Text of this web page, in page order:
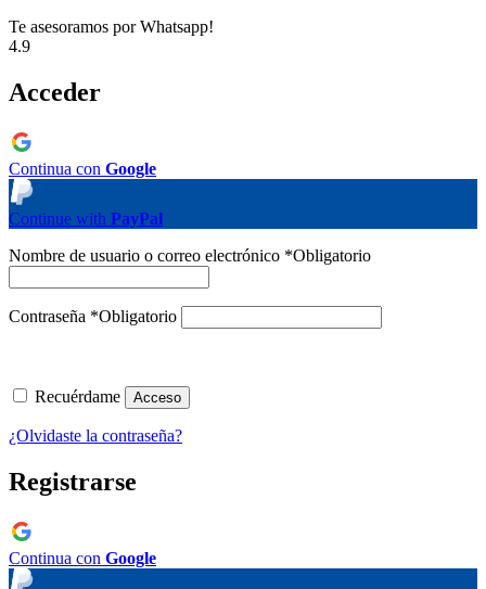
Te asesoramos por Whatsapp!
4.9
Acceder
Continua con Google
Continue with PayPal
Nombre de usuario o correo electrónico *Obligatorio
Contraseña *Obligatorio
Recuérdame Acceso
¿Olvidaste la contraseña?
Registrarse
Continua con Google